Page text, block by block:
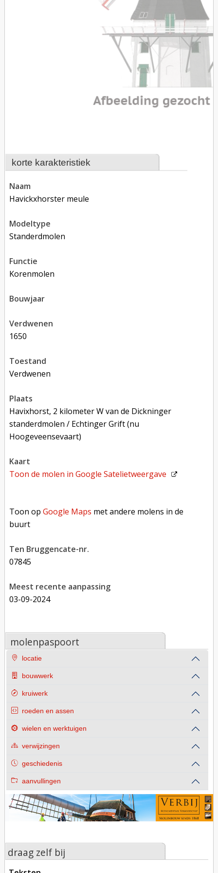
korte karakteristiek
naam
Havickxhorster meule
modeltype
Standerdmolen
functie
korenmolen
bouwjaar
verdwenen
1650
toestand
verdwenen
plaats
Havixhorst, 2 kilometer W van de Dickninger
standerdmolen / Echtinger Grift (nu
Hoogeveensevaart)
kaart
Toon de molen inGoogle Satelietweergave
Toon opGoogle Maps met andere molens in de
buurt
Ten Bruggencate-nr.
07845
Meest recente aanpassing
03-09-2024
molenpaspoort
locatie
bouwwerk
kruiwerk
roeden en assen
wielen en werktuigen
verwijzingen
geschiedenis
aanvullingen
draag zelf bij